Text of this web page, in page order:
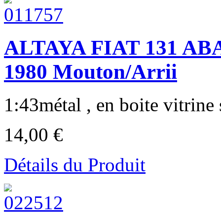
ALTAYA FIAT 131
1980 Mouton/Arrii
1:43métal , en boite vitrine
14,00 €
Détails du Produit